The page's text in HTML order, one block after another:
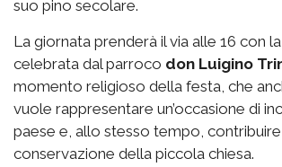
suo pino secolare.
La giornata prenderà il via alle 16 con la
celebrata dal parroco don Luigino
momento religioso della festa, che
vuole rappresentare un’occasione di
paese e, allo stesso tempo,
conservazione della piccola chiesa.